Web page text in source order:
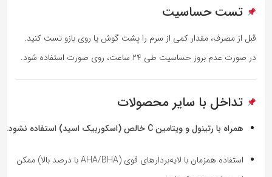
تست حساسیت
قبل از مصرف، مقدار کمی از سرم را پشت گوش یا روی بازو تست کنید.
در صورت عدم بروز حساسیت طی ۲۴ ساعت، روی صورت استفاده شود.
تداخل با سایر محصولات
همراه با رتینول و ویتامین C خالص (اسکوربیک اسید) استفاده نشود.
استفاده همزمان با لایه‌بردارهای قوی (AHA/BHA با درصد بالا) ممکن